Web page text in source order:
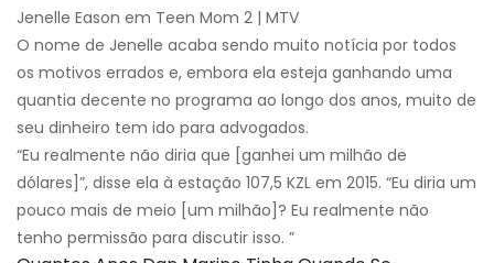
Jenelle Eason em Teen Mom 2 | MTV
O nome de Jenelle acaba sendo muito notícia por todos
os motivos errados e, embora ela esteja ganhando uma
quantia decente no programa ao longo dos anos, muito de
seu dinheiro tem ido para advogados.
“Eu realmente não diria que [ganhei um milhão de
dólares]”, disse ela à estação 107,5 KZL em 2015. “Eu diria um
pouco mais de meio [um milhão]? Eu realmente não
tenho permissão para discutir isso. ”